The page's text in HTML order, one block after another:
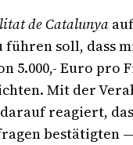
de Catalunya
soll, dass
5.000,- Euro
Mit der
reagiert,
bestätigten